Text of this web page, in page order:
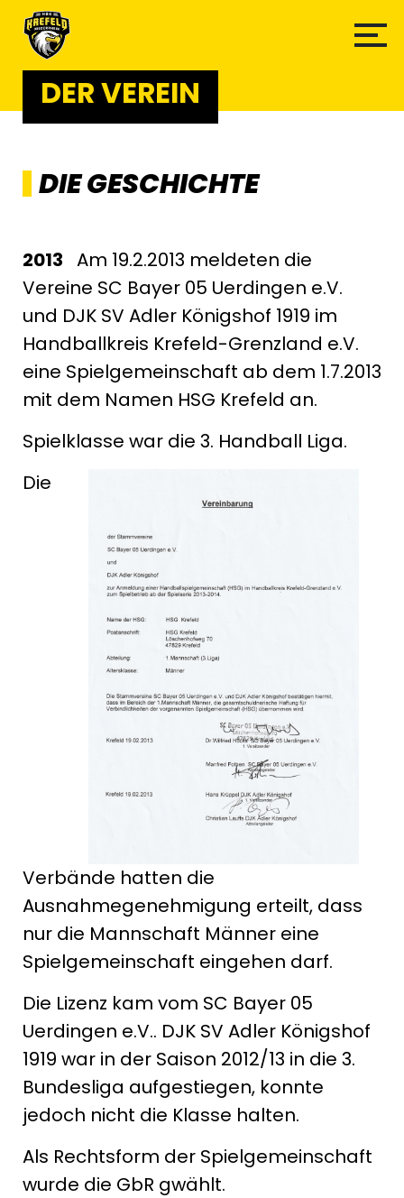
DER VEREIN
DIE GESCHICHTE
2013 Am 19.2.2013 meldeten die
Vereine SC Bayer 05 Uerdingen e.V.
und DJK SV Adler Königshof 1919 im
Handballkreis Krefeld-Grenzland e.V.
eine Spielgemeinschaft ab dem 1.7.2013
mit dem Namen HSG Krefeld an.
Spielklasse war die 3. Handball Liga.
Die
Verbände hatten die
Ausnahmegenehmigung erteilt, dass
nur die Mannschaft Männer eine
Spielgemeinschaft eingehen darf.
Die Lizenz kam vom SC Bayer 05
Uerdingen e.V.. DJK SV Adler Königshof
1919 war in der Saison 2012/13 in die 3.
Bundesliga aufgestiegen, konnte
jedoch nicht die Klasse halten.
Als Rechtsform der Spielgemeinschaft
wurde die GbR gwählt.